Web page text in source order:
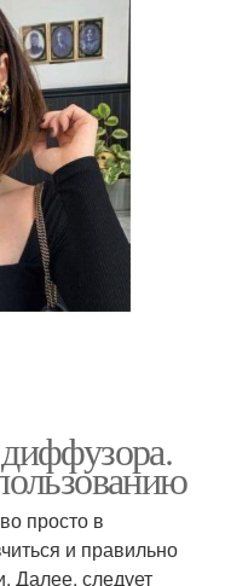
просто в
и правильно
Далее, следует